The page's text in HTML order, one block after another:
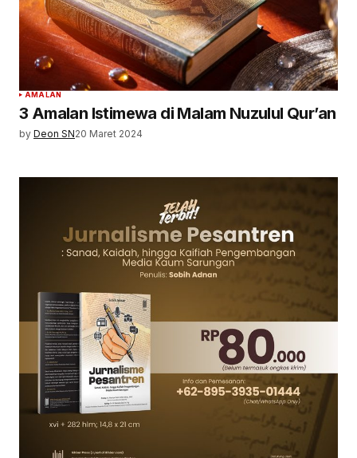
AMALAN
3 Amalan Istimewa di Malam Nuzulul Qur’an
by Deon SN20 Maret 2024